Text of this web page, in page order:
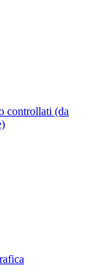
controllati (da